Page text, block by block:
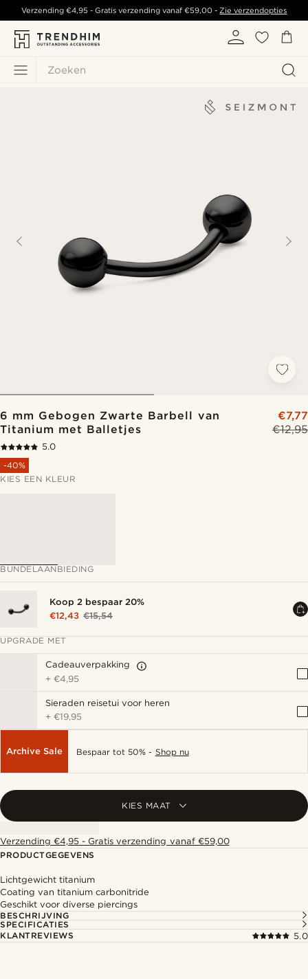
Zoeken
Verzending €4,95 - Gratis verzending vanaf€59,00 -Zie verzendopties
6 mm Gebogen Zwarte Barbell van
Titanium met Balletjes
€12,95
€7,77
5.0
-40%
KIES EEN KLEUR
BUNDELAANBIEDING
Koop 2 bespaar 20%
€12,43 €15,54
UPGRADE MET
Cadeauverpakking
+€4,95
Sieraden reisetui voor heren
+€19,95
Archive Sale Bespaar tot 50% - Shop nu
KIES MAAT
Verzending €4,95 - Gratis verzending vanaf €59,00
PRODUCTGEGEVENS
Lichtgewicht titanium
Coating van titanium carbonitride
Geschikt voor diverse piercings
BESCHRIJVING
SPECIFICATIES
KLANTREVIEWS
5.0